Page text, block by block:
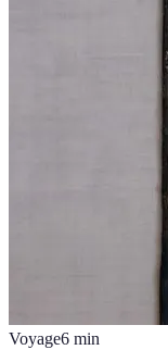
Voyage6 min